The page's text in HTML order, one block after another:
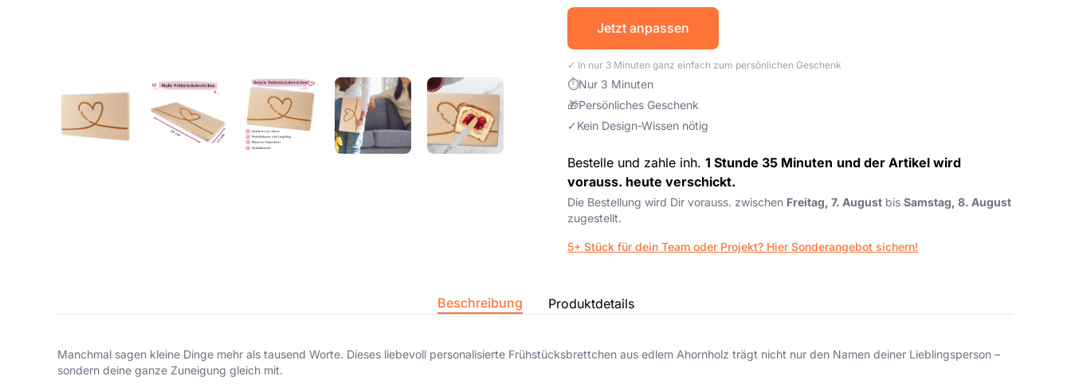
Jetzt anpassen
✓ In nur 3 Minuten ganz einfach zum persönlichen Geschenk
⏱Nur 3 Minuten
🎁Persönliches Geschenk
✓ Kein Design-Wissen nötig
Bestelle und zahle inh. 1 Stunde 35 Minuten und der Artikel wird
vorauss. heute verschickt.
Die Bestellung wird Dir vorauss. zwischen Freitag, 7. August bis Samstag, 8. August
zugestellt.
5+ Stück für dein Team oder Projekt? Hier Sonderangebot sichern!
Beschreibung Produktdetails
Manchmal sagen kleine Dinge mehr als tausend Worte. Dieses liebevoll personalisierte Frühstücksbrettchen aus edlem Ahornholz trägt nicht nur den Namen deiner Lieblingsperson –
sondern deine ganze Zuneigung gleich mit.